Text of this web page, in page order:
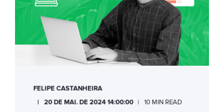
FELIPE CASTANHEIRA
20 DE MAI. DE 2024 14:00:00 10 MIN READ